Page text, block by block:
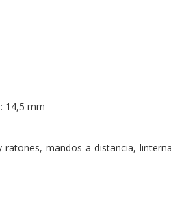
14,5 mm
ratones, mandos a distancia,